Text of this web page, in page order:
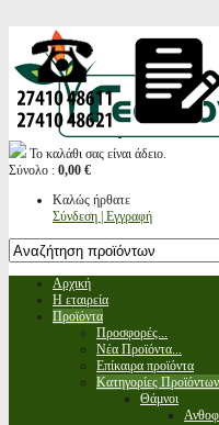
Το καλάθι σας είναι άδειο.
Σύνολο : 0,00 €
Καλώς ήρθατε
Σύνδεση | Εγγραφή
Αρχική
Η εταιρεία
Προϊόντα
Προσφορές...
Νέα Προϊόντα...
Επίκαιρα προϊόντα
Κατηγορίες
Θάμνοι